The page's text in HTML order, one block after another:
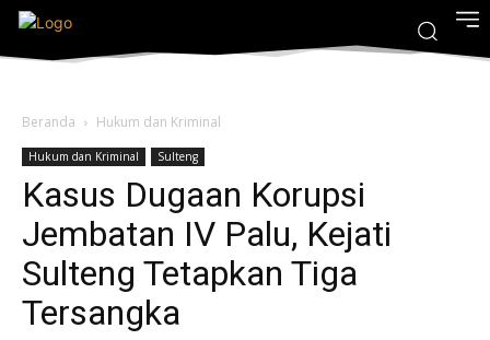
Beranda Hukum dan Kriminal
Hukum dan Kriminal Sulteng
Kasus Dugaan Korupsi
Jembatan IV Palu, Kejati
Sulteng Tetapkan Tiga
Tersangka